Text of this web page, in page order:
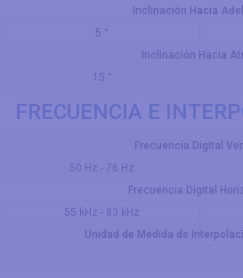
Inclinación Hacia
5 °
Inclinación Hacia
15 °
FRECUENCIA E
Frecuencia Digital
50 Hz - 76 Hz
Frecuencia Digital
55 kHz - 83 kHz
Unidad de Medida de